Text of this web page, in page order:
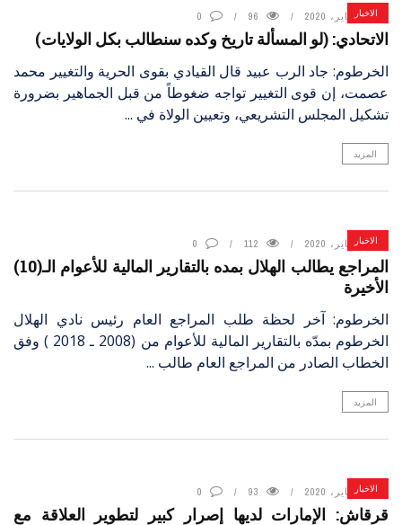
الاخبار
14 يناير، 2020 96
0
الاتحادي: (لو المسألة تاريخ وكده سنطالب بكل الولايات)
الخرطوم: جاد الرب عبيد قال القيادي بقوى الحرية والتغيير محمد
عصمت، إن قوى التغيير تواجه ضغوطاً من قبل الجماهير بضرورة
تشكيل المجلس التشريعي، وتعيين الولاة في ...
المزيد
الاخبار
14 يناير، 2020 112
0
المراجع يطالب الهلال بمده بالتقارير المالية للأعوام الـ(10)
الأخيرة
الخرطوم: آخر لحظة طلب المراجع العام رئيس نادي الهلال
الخرطوم بمدّه بالتقارير المالية للأعوام من (2008 ـ 2018 ) وفق
الخطاب الصادر من المراجع العام طالب ...
المزيد
الاخبار
14 يناير، 2020 93
0
قرقاش: الإمارات لديها إصرار كبير لتطوير العلاقة مع